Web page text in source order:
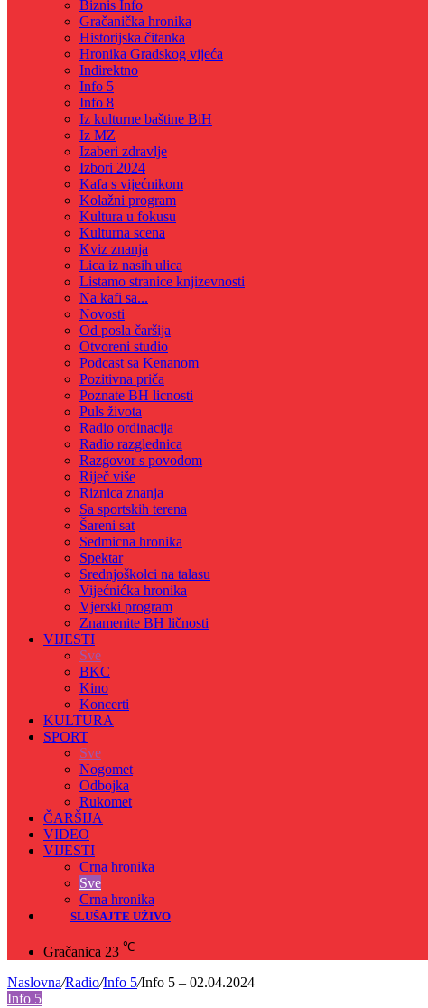
Biznis Info
Gračanička hronika
Historijska čitanka
Hronika Gradskog vijeća
Indirektno
Info 5
Info 8
Iz kulturne baštine BiH
Iz MZ
Izaberi zdravlje
Izbori 2024
Kafa s vijećnikom
Kolažni program
Kultura u fokusu
Kulturna scena
Kviz znanja
Lica iz nasih ulica
Listamo stranice knjizevnosti
Na kafi sa...
Novosti
Od posla čaršija
Otvoreni studio
Podcast sa Kenanom
Pozitivna priča
Poznate BH licnosti
Puls života
Radio ordinacija
Radio razglednica
Razgovor s povodom
Riječ više
Riznica znanja
Sa sportskih terena
Šareni sat
Sedmicna hronika
Spektar
Srednjoškolci na talasu
Vijećnićka hronika
Vjerski program
Znamenite BH ličnosti
VIJESTI
Sve
BKC
Kino
Koncerti
KULTURA
SPORT
Sve
Nogomet
Odbojka
Rukomet
ČARŠIJA
VIDEO
VIJESTI
Crna hronika
Sve
Crna hronika
SLUŠAJTE UŽIVO
Gračanica 23 ℃
Naslovna/Radio/Info 5/Info 5 – 02.04.2024
Info 5